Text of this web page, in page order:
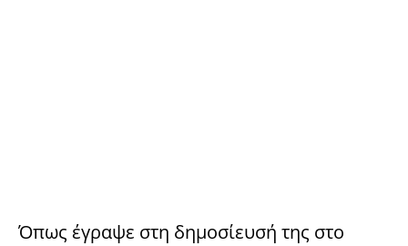
Όπως έγραψε στη δημοσίευσή της στο